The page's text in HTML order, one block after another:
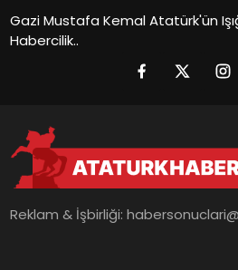
YAŞAM
Gazi Mustafa Kemal Atatürk'ün
Habercilik..
Reklam & İşbirliği: